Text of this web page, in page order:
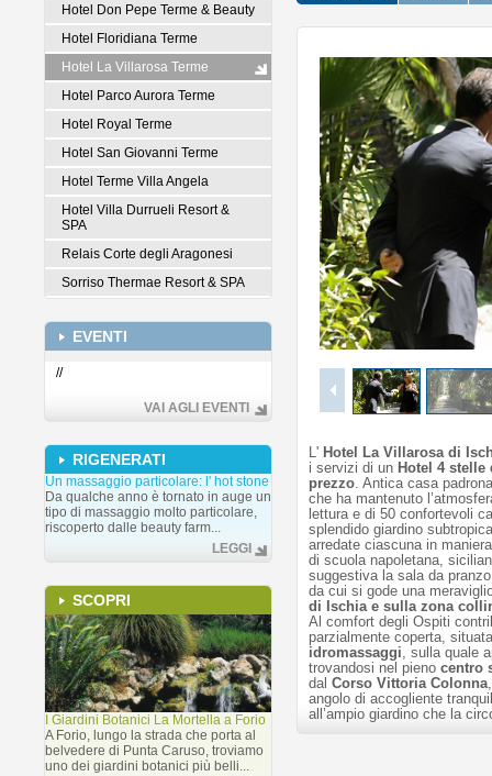
1/6
L' Hotel La Villarosa di
i servizi di un Hotel 4 stelle
prezzo. Antica casa
che ha mantenuto
lettura e di 50 confortevoli
splendido giardino
arredate ciascuna in
di scuola napoletana,
suggestiva la sala da
da cui si gode una
di Ischia e sulla zona
Al comfort degli Ospiti
parzialmente coperta,
idromassaggi, sulla quale
trovandosi nel pieno centro
dal Corso Vittoria Colonna
angolo di accogliente
all’ampio giardino che la
Hotel Don Pepe Terme & Beauty
Hotel Floridiana Terme
Hotel La Villarosa Terme
Hotel Parco Aurora Terme
Hotel Royal Terme
Hotel San Giovanni Terme
Hotel Terme Villa Angela
Hotel Villa Durrueli Resort &
SPA
Relais Corte degli Aragonesi
Sorriso Thermae Resort & SPA
EVENTI
//
VAI AGLI EVENTI
RIGENERATI
Un massaggio particolare: l' hot stone
Da qualche anno è tornato in auge un
tipo di massaggio molto particolare,
riscoperto dalle beauty farm...
LEGGI
SCOPRI
I Giardini Botanici La Mortella a Forio
A Forio, lungo la strada che porta al
belvedere di Punta Caruso, troviamo
uno dei giardini botanici più belli...